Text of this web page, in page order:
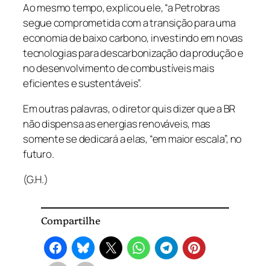
Ao mesmo tempo, explicou ele, “a Petrobras
segue comprometida com a transição para uma
economia de baixo carbono, investindo em novas
tecnologias para descarbonização da produção e
no desenvolvimento de combustíveis mais
eficientes e sustentáveis”.
Em outras palavras, o diretor quis dizer que a BR
não dispensa as energias renováveis, mas
somente se dedicará a elas, “em maior escala”, no
futuro.
(G.H.)
Compartilhe